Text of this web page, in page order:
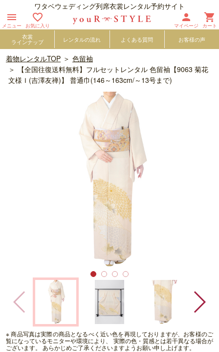
ワタベウェディング列席衣裳レンタル予約サイト

メニュー

お気に入り

マイページ

カート
衣裳
ラインナップ レンタルの流れ よくある質問 お客様の声
着物レンタルTOP
色留袖
【全国往復送料無料】フルセットレンタル 色留袖【9063 菊花
文様Ｉ(吉澤友禅)】 普通巾(146～163cm/～13号まで)
※ 商品写真は実際の商品となるべく近い色を再現しておりますが、お客様のご
覧になっているモニターや環境により、 実際の色・質感とは若干異なる場合が
ございます。 あらかじめご了承くださいますようお願い申し上げます。